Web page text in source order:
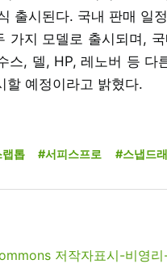
출시된다. 국내 판매 일
가지 모델로 출시되며,
스, 델, HP, 레노버 등 다
할 예정이라고 밝혔다.
톱 #서피스프로 #스냅드
저작자표시-비영리